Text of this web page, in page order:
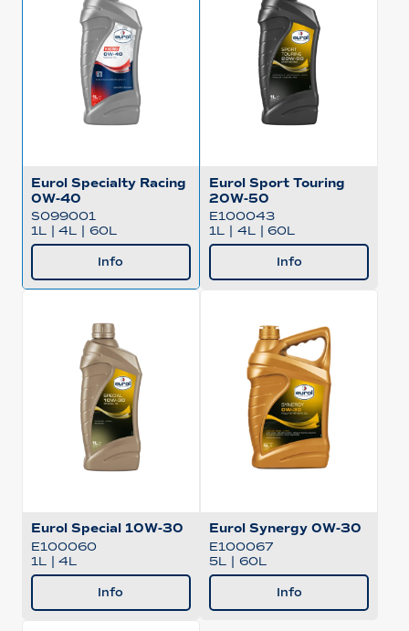
Eurol Specialty Racing
0W-40
S099001
1L | 4L | 60L
Info
Eurol Sport Touring
20W-50
E100043
1L | 4L | 60L
Info
Eurol Special 10W-30
E100060
1L | 4L
Info
Eurol Synergy 0W-30
E100067
5L | 60L
Info